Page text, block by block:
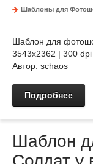
Шаблоны для
Шаблон для
3543х2362 | 300
Автор: schaos
Подробнее
Шаблон